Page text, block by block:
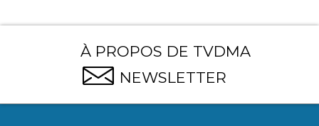
À PROPOS DE TVDMA
NEWSLETTER